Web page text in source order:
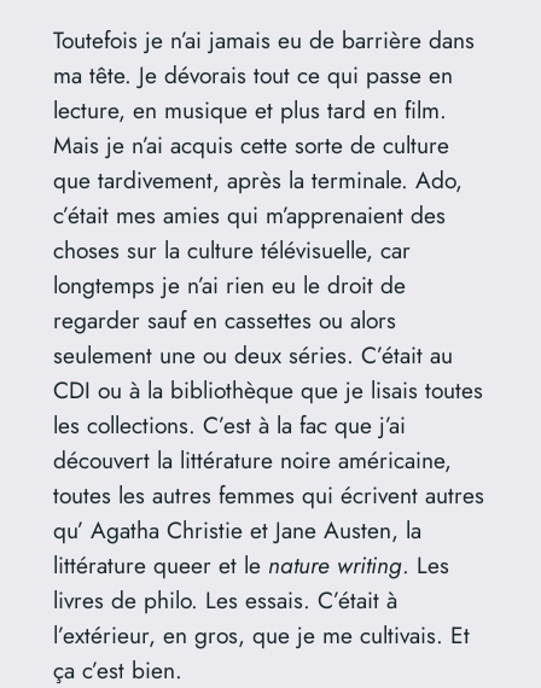
Toutefois je n’ai jamais eu de barrière dans
ma tête. Je dévorais tout ce qui passe en
lecture, en musique et plus tard en film.
Mais je n’ai acquis cette sorte de culture
que tardivement, après la terminale. Ado,
c’était mes amies qui m’apprenaient des
choses sur la culture télévisuelle, car
longtemps je n’ai rien eu le droit de
regarder sauf en cassettes ou alors
seulement une ou deux séries. C’était au
CDI ou à la bibliothèque que je lisais toutes
les collections. C’est à la fac que j’ai
découvert la littérature noire américaine,
toutes les autres femmes qui écrivent autres
qu’ Agatha Christie et Jane Austen, la
littérature queer et le nature writing. Les
livres de philo. Les essais. C’était à
l’extérieur, en gros, que je me cultivais. Et
ça c’est bien.